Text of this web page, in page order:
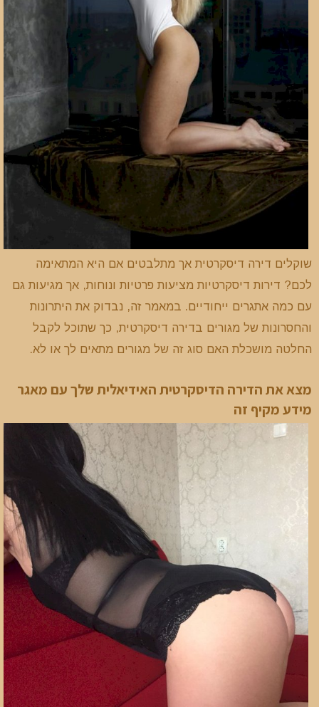
שוקלים דירה דיסקרטית אך מתלבטים אם היא המתאימה
לכם? דירות דיסקרטיות מציעות פרטיות ונוחות, אך מגיעות גם
עם כמה אתגרים ייחודיים. במאמר זה, נבדוק את היתרונות
והחסרונות של מגורים בדירה דיסקרטית, כך שתוכל לקבל
החלטה מושכלת האם סוג זה של מגורים מתאים לך או לא.
מצא את הדירה הדיסקרטית האידיאלית שלך עם מאגר
מידע מקיף זה